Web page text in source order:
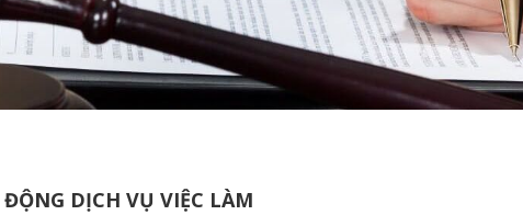
ĐỘNG DỊCH VỤ VIỆC LÀM